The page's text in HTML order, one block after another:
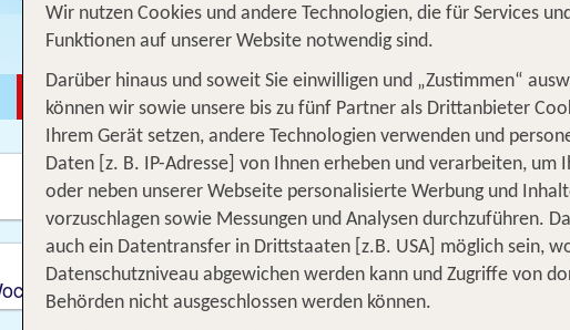
DEALS Flug Ferienhaus Mietwagen
Ausflüge
Camper Privattransfer
Von wo?
Beliebig
Wer reist mit?
2 Erwachsene
Wir nutzen Cookies und andere Technologien, die für Services und
Funktionen auf unserer Website notwendig sind.
Darüber hinaus und soweit Sie einwilligen und „Zustimmen“
können wir sowie unsere bis zu fünf Partner als Drittanbieter
Ihrem Gerät setzen, andere Technologien verwenden und
Daten [z. B. IP-Adresse] von Ihnen erheben und verarbeiten, um
oder neben unserer Webseite personalisierte Werbung und
vorzuschlagen sowie Messungen und Analysen durchzuführen.
auch ein Datentransfer in Drittstaaten [z.B. USA] möglich sein,
Datenschutzniveau abgewichen werden kann und Zugriffe von
Behörden nicht ausgeschlossen werden können.